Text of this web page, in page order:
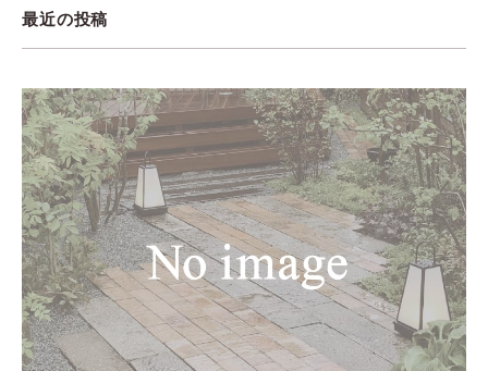
最近の投稿